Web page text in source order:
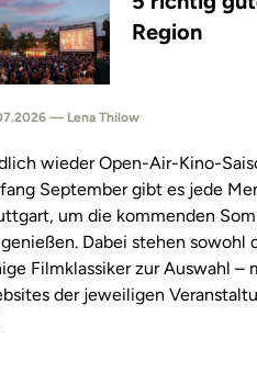
Region
— Lena Thilow
wieder Open-Air-Kino-
September gibt es jede
um die kommenden
Dabei stehen sowohl
Filmklassiker zur Auswahl –
der jeweiligen